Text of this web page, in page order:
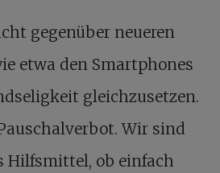
gegenüber neueren
etwa den Smartphones
gleichzusetzen.
Wir sind
Hilfsmittel, ob einfach